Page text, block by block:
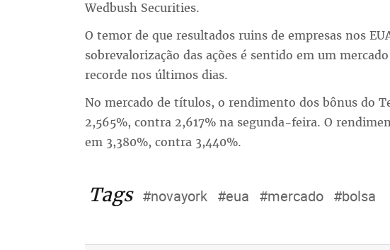
Wedbush Securities.
O temor de que resultados ruins de empresas nos
sobrevalorização das ações é sentido em um
recorde nos últimos dias.
No mercado de títulos, o rendimento dos bônus do
2,565%, contra 2,617% na segunda-feira. O
em 3,380%, contra 3,440%.
Tags #novayork #eua #mercado #bolsa